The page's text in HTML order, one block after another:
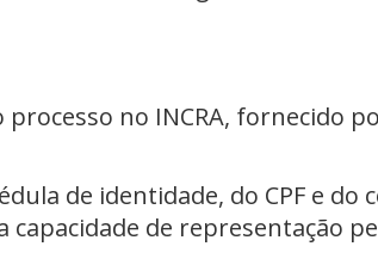
no INCRA, fornecido
de identidade, do CPF e do
de representação